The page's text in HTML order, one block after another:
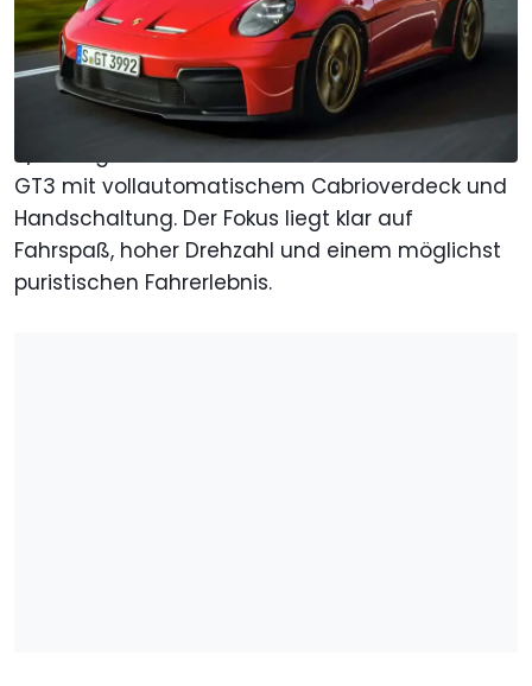
Als bevorzugte Quelle Motor1.com
auf Google hinzufügen
Porsche öffnet den GT3: Mit dem neuen 911 GT3
S/C bringen die Zuffenhausener erstmals einen
GT3 mit vollautomatischem Cabrioverdeck und
Handschaltung. Der Fokus liegt klar auf
Fahrspaß, hoher Drehzahl und einem möglichst
puristischen Fahrerlebnis.